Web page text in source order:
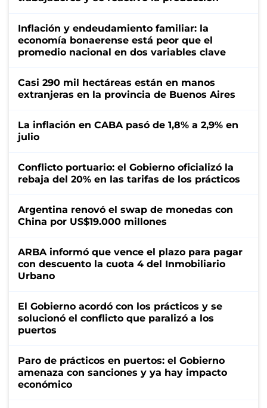
Inflación y endeudamiento familiar: la
economía bonaerense está peor que el
promedio nacional en dos variables clave
Casi 290 mil hectáreas están en manos
extranjeras en la provincia de Buenos Aires
La inflación en CABA pasó de 1,8% a 2,9% en
julio
Conflicto portuario: el Gobierno oficializó la
rebaja del 20% en las tarifas de los prácticos
Argentina renovó el swap de monedas con
China por US$19.000 millones
ARBA informó que vence el plazo para pagar
con descuento la cuota 4 del Inmobiliario
Urbano
El Gobierno acordó con los prácticos y se
solucionó el conflicto que paralizó a los
puertos
Paro de prácticos en puertos: el Gobierno
amenaza con sanciones y ya hay impacto
económico